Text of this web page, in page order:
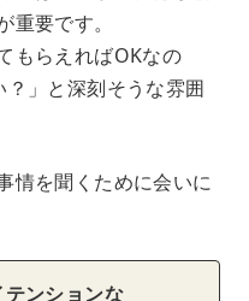
要です。
もらえればOKなの
」と深刻そうな雰囲
情を聞くために会いに
テンションな